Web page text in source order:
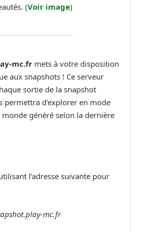
(Voir image)
mc.fr mets à votre disposition
aux snapshots ! Ce serveur
sortie de la snapshot
permettra d’explorer en mode
généré selon la dernière
l’adresse suivante pour
mc.fr